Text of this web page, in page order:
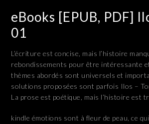
eBooks [EPUB, PDF]
01
L’écriture est concise, mais l’histoire
rebondissements pour être intéressante
thèmes abordés sont universels et
solutions proposées sont parfois Ilos –
La prose est poétique, mais l’histoire est
kindle émotions sont à fleur de peau, ce